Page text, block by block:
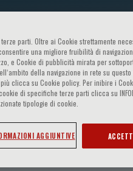
parti. Oltre ai Cookie strettamente
una migliore fruibilità di
e Cookie di pubblicità mirata per
della navigazione in rete su
clicca su Cookie policy. Per inibire i
di specifiche terze parti clicca su
tipologie di cookie.
AGGIUNTIVE